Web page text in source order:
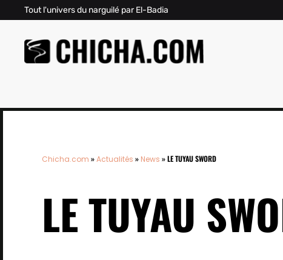
Tout l'univers du narguilé par El-Badia
Chicha.com »Actualités » News »LE TUYAU SWORD
LE TUYAU